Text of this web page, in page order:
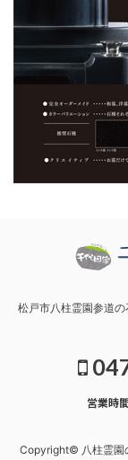
松戸市八柱霊園参道
営業時
Copyright© 八柱霊園